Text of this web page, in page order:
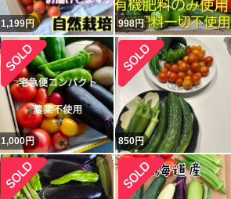
1,199円 998円
1,000円 850円